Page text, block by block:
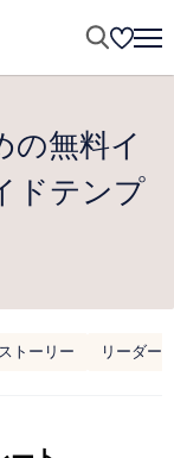
の無料イ
ドテンプ
トーリー リーダー